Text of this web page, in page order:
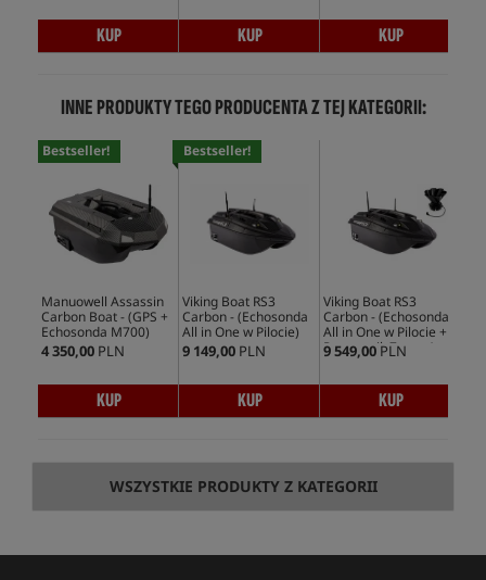
KUP KUP KUP
INNE PRODUKTY TEGO PRODUCENTA Z TEJ KATEGORII:
Bestseller!
Manuowell Assassin
Carbon Boat - (GPS +
Echosonda M700)
4 350,00 PLN
KUP
Bestseller!
Viking Boat RS3
Carbon - (Echosonda
All in One w Pilocie)
9 149,00 PLN
KUP
Viking Boat RS3
Carbon - (Echosonda
All in One w Pilocie +
Rozrzutnik Zanęty)
9 549,00 PLN
KUP
WSZYSTKIE PRODUKTY Z KATEGORII